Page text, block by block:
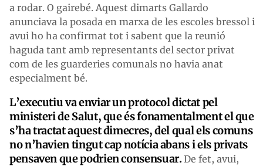
a rodar. O gairebé. Aquest dimarts Gallardo
anunciava la posada en marxa de les escoles bressol i
avui ho ha confirmat tot i sabent que la reunió
haguda tant amb representants del sector privat
com de les guarderies comunals no havia anat
especialment bé.
L’executiu va enviar un protocol dictat pel
ministeri de Salut, que és fonamentalment el que
s’ha tractat aquest dimecres, del qual els comuns
no n’havien tingut cap notícia abans i els privats
pensaven que podrien consensuar.De fet, avui,